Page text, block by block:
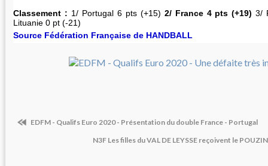
Classement : 1/ Portugal 6 pts (+15) 2/ France 4 pts (+19) 3/
Lituanie 0 pt (-21)
Source Fédération Française de HANDBALL
EDFM - Qualifs Euro 2020 - Présentation du double France - Portugal
N3F Les filles du VAL DE LEYSSE reçoivent le